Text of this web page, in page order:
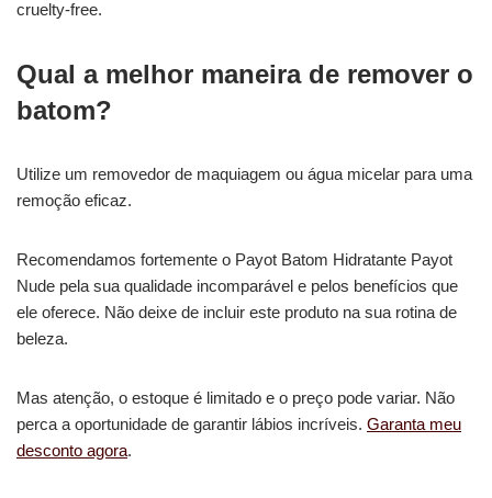
cruelty-free.
Qual a melhor maneira de remover o
batom?
Utilize um removedor de maquiagem ou água micelar para uma
remoção eficaz.
Recomendamos fortemente o Payot Batom Hidratante Payot
Nude pela sua qualidade incomparável e pelos benefícios que
ele oferece. Não deixe de incluir este produto na sua rotina de
beleza.
Mas atenção, o estoque é limitado e o preço pode variar. Não
perca a oportunidade de garantir lábios incríveis. Garanta meu
desconto agora.